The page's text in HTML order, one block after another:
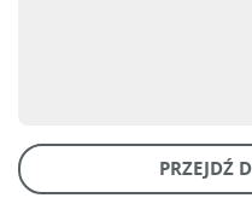
PRZEJDŹ